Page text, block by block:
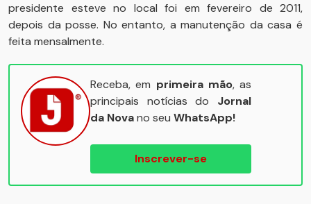
presidente esteve no local foi em fevereiro de 2011,
depois da posse. No entanto, a manutenção da casa é
feita mensalmente.
Receba, em primeira mão, as
principais notícias do Jornal
da Novano seu WhatsApp!
Inscrever-se